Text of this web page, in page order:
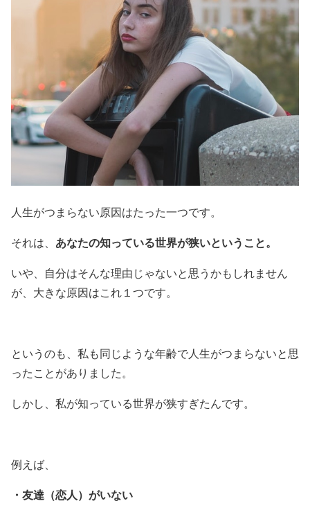
人生がつまらない原因はたった一つです。
それは、 あなたの知っている世界が狭いということ。
いや、自分はそんな理由じゃないと思うかもしれません
が、大きな原因はこれ１つです。
というのも、私も同じような年齢で人生がつまらないと思
ったことがありました。
しかし、私が知っている世界が狭すぎたんです。
例えば、
・友達（恋人）がいない